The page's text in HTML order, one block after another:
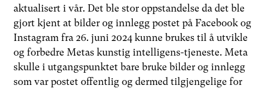
aktualisert i vår. Det ble stor oppstandelse da det ble
gjort kjent at bilder og innlegg postet på Facebook og
Instagram fra 26. juni 2024 kunne brukes til å utvikle
og forbedre Metas kunstig intelligens-tjeneste. Meta
skulle i utgangspunktet bare bruke bilder og innlegg
som var postet offentlig og dermed tilgjengelige for